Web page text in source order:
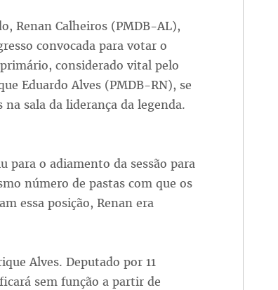
Renan Calheiros (PMDB-AL),
convocada para votar o
considerado vital pelo
Eduardo Alves (PMDB-RN), se
sala da liderança da legenda.
para o adiamento da sessão para
número de pastas com que os
essa posição, Renan era
Alves. Deputado por 11
sem função a partir de